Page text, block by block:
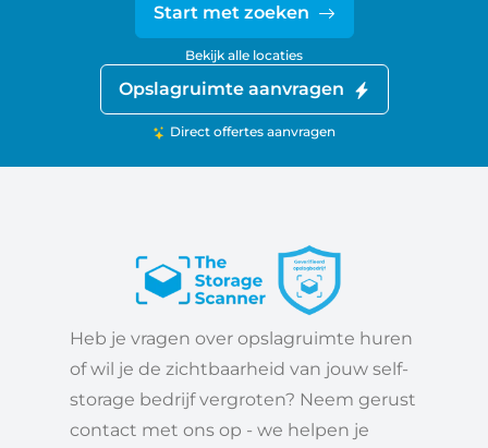
Start met zoeken
Bekijk alle locaties
Opslagruimte aanvragen
Direct offertes aanvragen
Heb je vragen over opslagruimte huren
of wil je de zichtbaarheid van jouw self-
storage bedrijf vergroten? Neem gerust
contact met ons op - we helpen je